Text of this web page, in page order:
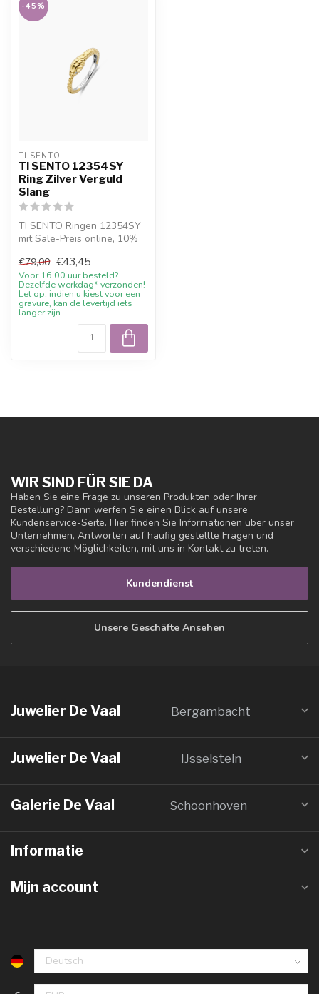
-45%
TI SENTO
TI SENTO 12354SY
Ring Zilver Verguld
Slang
TI SENTO Ringen 12354SY
mit Sale-Preis online, 10%
Beratun...
€79,00 €43,45
Voor 16.00 uur besteld?
Dezelfde werkdag* verzonden!
Let op: indien u kiest voor een
gravure, kan de levertijd iets
langer zijn.
WIR SIND FÜR SIE DA
Haben Sie eine Frage zu unseren Produkten oder Ihrer
Bestellung? Dann werfen Sie einen Blick auf unsere
Kundenservice-Seite. Hier finden Sie Informationen über unser
Unternehmen, Antworten auf häufig gestellte Fragen und
verschiedene Möglichkeiten, mit uns in Kontakt zu treten.
Kundendienst
Unsere Geschäfte Ansehen
Juwelier De Vaal Bergambacht
Juwelier De Vaal IJsselstein
Galerie De Vaal Schoonhoven
Informatie
Mijn account